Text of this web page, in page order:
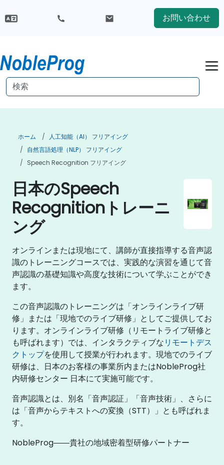
お問い合わせ
ホーム
人工知能（AI） フリアイング
自然言語処理（NLP） フリアイング
Speech Recognition フリアイング
日本のSpeech
Recognitionトレーニ
ング
オンラインまたは現地にて、講師が直接指導する音声認
識のトレーニングコースでは、実践的な演習を通じて音
声認識の基礎知識や高度な技術について学ぶことができ
ます。
この音声認識のトレーニングは「オンラインライブ研
修」または「現地でのライブ研修」としてご提供してお
ります。オンラインライブ研修（リモートライブ研修と
も呼ばれます）では、インタラクティブなリモートデス
クトップを使用して授業が行われます。現地でのライブ
研修は、日本のお客様の事業所内またはNobleProg社
内研修センター 日本にて実施可能です。
音声認識とは、別名「音声認証」「音声技術」、さらに
は「音声からテキストへの変換（STT）」とも呼ばれま
す。
NobleProg――貴社の地域密着型研修パートナー